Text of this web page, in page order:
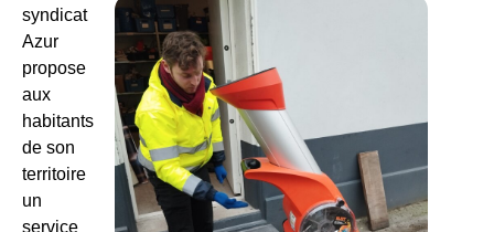
syndicat
Azur
propose
aux
habitants
de son
territoire
un
service